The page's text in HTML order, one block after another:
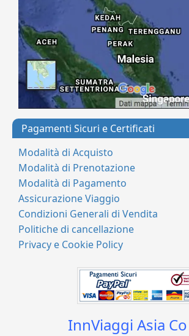
Pagamenti Sicuri e Certificati
Modalità di Acquisto
Modalità di Prenotazione
Modalità di Pagamento
Assicurazione Viaggio
Condizioni Generali di Vendita
Politiche di cancellazione
Privacy e Cookie Policy
InnViaggi Asia